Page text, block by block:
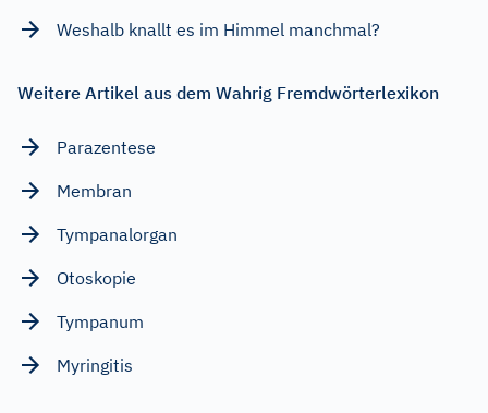
Weshalb knallt es im Himmel manchmal?
Weitere Artikel aus dem Wahrig Fremdwörterlexikon
Parazentese
Membran
Tympanalorgan
Otoskopie
Tympanum
Myringitis